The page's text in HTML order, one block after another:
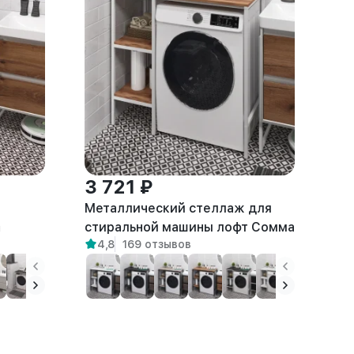
3 721 ₽
Металлический стеллаж для
стиральной машины лофт Сомма
белый/амаретто
4,8 169 отзывов